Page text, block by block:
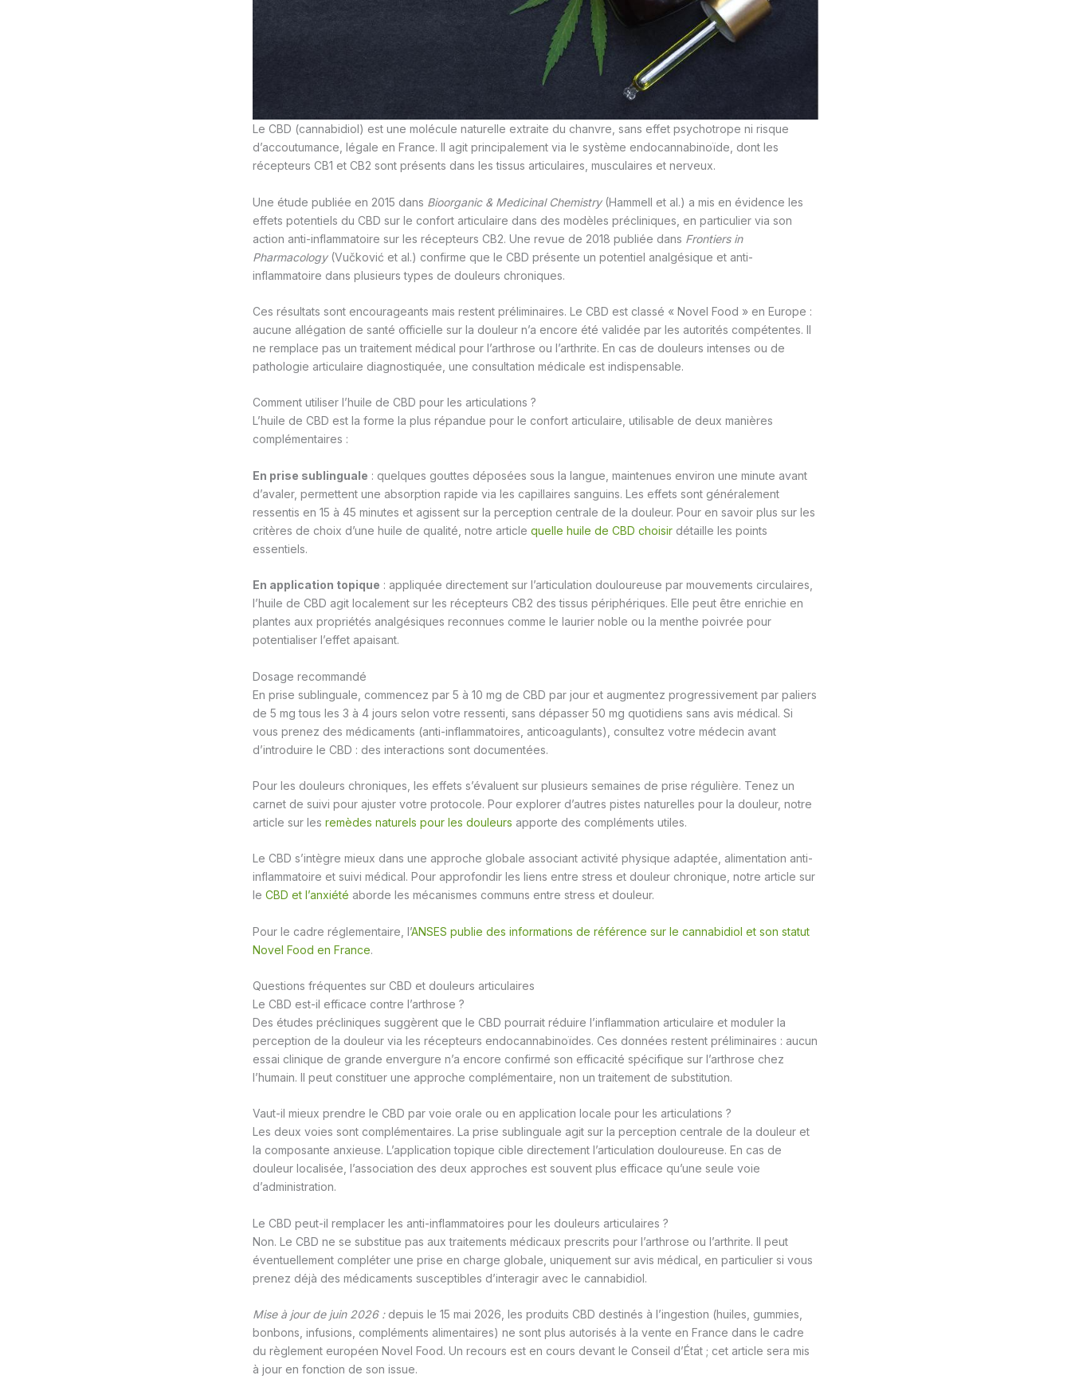
Le CBD (cannabidiol) est une molécule naturelle extraite du chanvre, sans effet psychotrope ni risque
d’accoutumance, légale en France. Il agit principalement via le système endocannabinoïde, dont les
récepteurs CB1 et CB2 sont présents dans les tissus articulaires, musculaires et nerveux.
Une étude publiée en 2015 dans Bioorganic & Medicinal Chemistry(Hammell et al.) a mis en évidence les
effets potentiels du CBD sur le confort articulaire dans des modèles précliniques, en particulier via son
action anti-inflammatoire sur les récepteurs CB2. Une revue de 2018 publiée dans Frontiers in
Pharmacology(Vučković et al.) confirme que le CBD présente un potentiel analgésique et anti-
inflammatoire dans plusieurs types de douleurs chroniques.
Ces résultats sont encourageants mais restent préliminaires. Le CBD est classé « Novel Food » en Europe :
aucune allégation de santé officielle sur la douleur n’a encore été validée par les autorités compétentes. Il
ne remplace pas un traitement médical pour l’arthrose ou l’arthrite. En cas de douleurs intenses ou de
pathologie articulaire diagnostiquée, une consultation médicale est indispensable.
Comment utiliser l’huile de CBD pour les articulations ?
L’huile de CBD est la forme la plus répandue pour le confort articulaire, utilisable de deux manières
complémentaires :
En prise sublinguale : quelques gouttes déposées sous la langue, maintenues environ une minute avant
d’avaler, permettent une absorption rapide via les capillaires sanguins. Les effets sont généralement
ressentis en 15 à 45 minutes et agissent sur la perception centrale de la douleur. Pour en savoir plus sur les
critères de choix d’une huile de qualité, notre article quelle huile de CBD choisir détaille les points
essentiels.
En application topique : appliquée directement sur l’articulation douloureuse par mouvements circulaires,
l’huile de CBD agit localement sur les récepteurs CB2 des tissus périphériques. Elle peut être enrichie en
plantes aux propriétés analgésiques reconnues comme le laurier noble ou la menthe poivrée pour
potentialiser l’effet apaisant.
Dosage recommandé
En prise sublinguale, commencez par 5 à 10 mg de CBD par jour et augmentez progressivement par paliers
de 5 mg tous les 3 à 4 jours selon votre ressenti, sans dépasser 50 mg quotidiens sans avis médical. Si
vous prenez des médicaments (anti-inflammatoires, anticoagulants), consultez votre médecin avant
d’introduire le CBD : des interactions sont documentées.
Pour les douleurs chroniques, les effets s’évaluent sur plusieurs semaines de prise régulière. Tenez un
carnet de suivi pour ajuster votre protocole. Pour explorer d’autres pistes naturelles pour la douleur, notre
article sur les remèdes naturels pour les douleurs apporte des compléments utiles.
Le CBD s’intègre mieux dans une approche globale associant activité physique adaptée, alimentation anti-
inflammatoire et suivi médical. Pour approfondir les liens entre stress et douleur chronique, notre article sur
le CBD et l’anxiété aborde les mécanismes communs entre stress et douleur.
Pour le cadre réglementaire, l’ANSES publie des informations de référence sur le cannabidiol et son statut
Novel Food en France.
Questions fréquentes sur CBD et douleurs articulaires
Le CBD est-il efficace contre l’arthrose ?
Des études précliniques suggèrent que le CBD pourrait réduire l’inflammation articulaire et moduler la
perception de la douleur via les récepteurs endocannabinoïdes. Ces données restent préliminaires : aucun
essai clinique de grande envergure n’a encore confirmé son efficacité spécifique sur l’arthrose chez
l’humain. Il peut constituer une approche complémentaire, non un traitement de substitution.
Vaut-il mieux prendre le CBD par voie orale ou en application locale pour les articulations ?
Les deux voies sont complémentaires. La prise sublinguale agit sur la perception centrale de la douleur et
la composante anxieuse. L’application topique cible directement l’articulation douloureuse. En cas de
douleur localisée, l’association des deux approches est souvent plus efficace qu’une seule voie
d’administration.
Le CBD peut-il remplacer les anti-inflammatoires pour les douleurs articulaires ?
Non. Le CBD ne se substitue pas aux traitements médicaux prescrits pour l’arthrose ou l’arthrite. Il peut
éventuellement compléter une prise en charge globale, uniquement sur avis médical, en particulier si vous
prenez déjà des médicaments susceptibles d’interagir avec le cannabidiol.
Mise à jour de juin 2026 :depuis le 15 mai 2026, les produits CBD destinés à l’ingestion (huiles, gummies,
bonbons, infusions, compléments alimentaires) ne sont plus autorisés à la vente en France dans le cadre
du règlement européen Novel Food. Un recours est en cours devant le Conseil d’État ; cet article sera mis
à jour en fonction de son issue.